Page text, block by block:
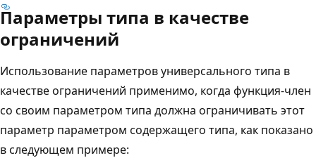
Параметры типа в качестве
ограничений
Использование параметров универсального типа в
качестве ограничений применимо, когда функция-член
со своим параметром типа должна ограничивать этот
параметр параметром содержащего типа, как показано
в следующем примере: